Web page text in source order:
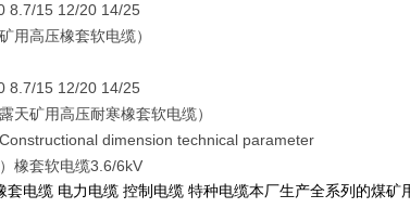
8.7/15 12/20 14/25
用高压橡套软电缆）
8.7/15 12/20 14/25
天矿用高压耐寒橡套软电缆）
dimension technical parameter
橡套软电缆3.6/6kV
套电缆 电力电缆 控制电缆 特种电缆本厂生产全系列的煤